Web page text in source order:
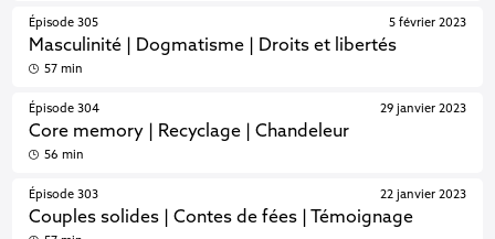
Épisode 305
Masculinité | Dogmatisme | Droits et libertés
5 février 2023
57 min
Épisode 304
Core memory | Recyclage | Chandeleur
29 janvier 2023
56 min
Épisode 303
Couples solides | Contes de fées | Témoignage
22 janvier 2023